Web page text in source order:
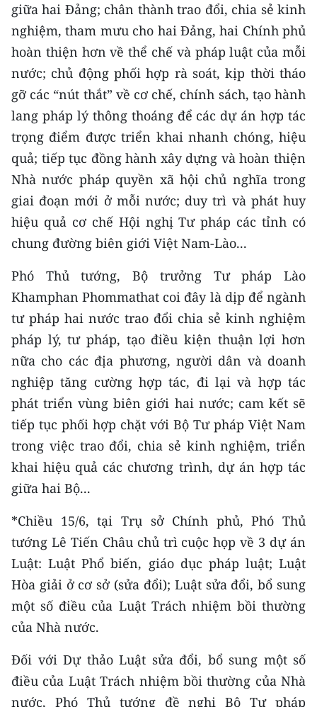
RADIO
MEDIA CENTER
E-Magazine
Video
Media Chính trị
Media Kinh tế
Media Văn hóa
Media Xã hội
Media Pháp luật
Media Du lịch
Media Thế giới
Media Thể thao
Media Giáo dục
Media Y tế
Media Khoa học - Công nghệ
Media Môi trường
Ảnh
Infographic
TIN MỚI
TIN ĐỊA PHƯƠNG
Trung du và miền núi phía Bắc
Đồng bằng sông Hồng
giữa hai Đảng; chân thành trao đổi, chia sẻ kinh
nghiệm, tham mưu cho hai Đảng, hai Chính phủ
hoàn thiện hơn về thể chế và pháp luật của mỗi
nước; chủ động phối hợp rà soát, kịp thời tháo
gỡ các “nút thắt” về cơ chế, chính sách, tạo hành
lang pháp lý thông thoáng để các dự án hợp tác
trọng điểm được triển khai nhanh chóng, hiệu
quả; tiếp tục đồng hành xây dựng và hoàn thiện
Nhà nước pháp quyền xã hội chủ nghĩa trong
giai đoạn mới ở mỗi nước; duy trì và phát huy
hiệu quả cơ chế Hội nghị Tư pháp các tỉnh có
chung đường biên giới Việt Nam-Lào...
Phó Thủ tướng, Bộ trưởng Tư pháp Lào
Khamphan Phommathat coi đây là dịp để ngành
tư pháp hai nước trao đổi chia sẻ kinh nghiệm
pháp lý, tư pháp, tạo điều kiện thuận lợi hơn
nữa cho các địa phương, người dân và doanh
nghiệp tăng cường hợp tác, đi lại và hợp tác
phát triển vùng biên giới hai nước; cam kết sẽ
tiếp tục phối hợp chặt với Bộ Tư pháp Việt Nam
trong việc trao đổi, chia sẻ kinh nghiệm, triển
khai hiệu quả các chương trình, dự án hợp tác
giữa hai Bộ...
*Chiều 15/6, tại Trụ sở Chính phủ, Phó Thủ
tướng Lê Tiến Châu chủ trì cuộc họp về 3 dự án
Luật: Luật Phổ biến, giáo dục pháp luật; Luật
Hòa giải ở cơ sở (sửa đổi); Luật sửa đổi, bổ sung
một số điều của Luật Trách nhiệm bồi thường
của Nhà nước.
Đối với Dự thảo Luật sửa đổi, bổ sung một số
điều của Luật Trách nhiệm bồi thường của Nhà
nước, Phó Thủ tướng đề nghị Bộ Tư pháp